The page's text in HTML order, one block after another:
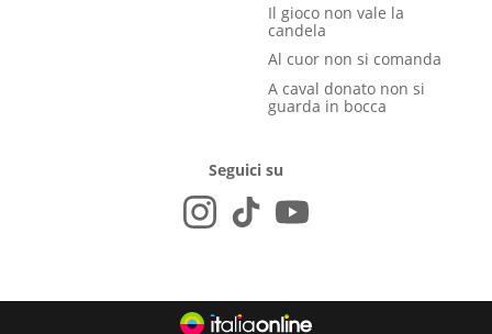
Il gioco non vale la
candela
Al cuor non si comanda
A caval donato non si
guarda in bocca
Seguici su